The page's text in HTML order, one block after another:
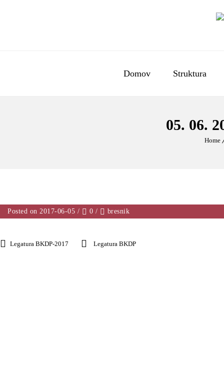
Domov Struktura
05. 06.
Home
Posted on 2017-06-05 / 0 / bresnik
Legatura BKDP-2017 Legatura BKDP